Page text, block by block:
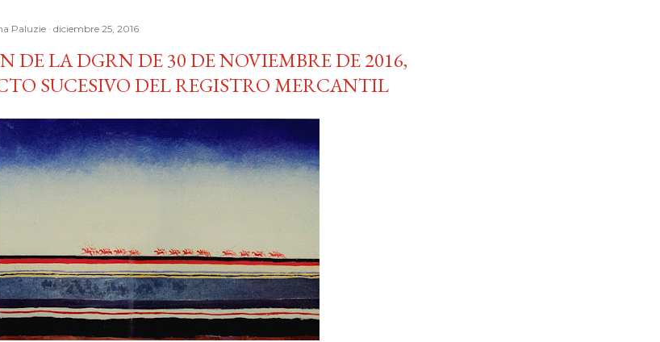
Paluzie diciembre 25, 2016
DE LA DGRN DE 30 DE NOVIEMBRE DE 2016,
SUCESIVO DEL REGISTRO MERCANTIL